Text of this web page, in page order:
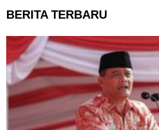
BERITA TERBARU